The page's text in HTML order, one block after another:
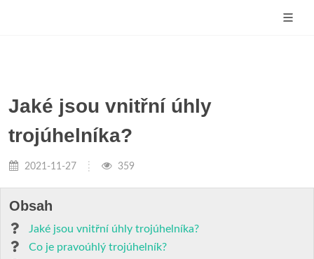
Jaké jsou vnitřní úhly
trojúhelníka?
2021-11-27 359
Obsah
Jaké jsou vnitřní úhly trojúhelníka?
Co je pravoúhlý trojúhelník?